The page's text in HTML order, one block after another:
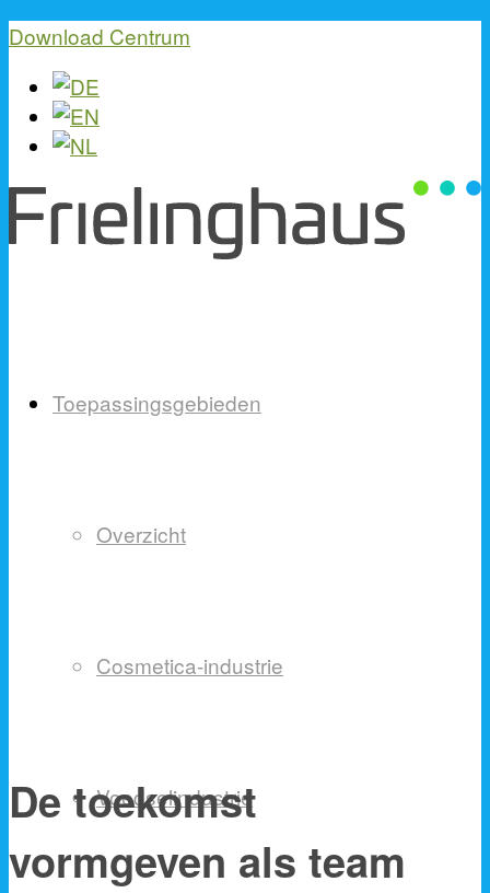
Download Centrum
Toepassingsgebieden
Overzicht
Cosmetica-industrie
Voedselindustrie
De toekomst
vormgeven als team